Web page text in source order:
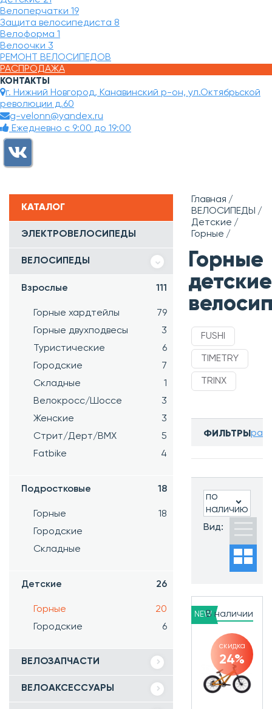
Велоперчатки 19
Защита велосипедиста 8
Велоформа 1
Велоочки 3
РЕМОНТ ВЕЛОСИПЕДОВ
РАСПРОДАЖА
КОНТАКТЫ
г. Нижний Новгород, Канавинский р-он, ул.Октябрьской
революции д.60
g-velonn@yandex.ru
Ежедневно с 9:00 до 19:00
КАТАЛОГ
ЭЛЕКТРОВЕЛОСИПЕДЫ
ВЕЛОСИПЕДЫ
Взрослые 111
Горные хардтейлы
79
Горные двухподвесы
3
Туристические
6
Городские
7
Складные
1
Велокросс/Шоссе
3
Женские
3
Стрит/Дерт/BMX
5
Fatbike
4
Подростковые 18
Горные
18
Городские
Складные
Детские 26
Горные
20
Городские
6
ВЕЛОЗАПЧАСТИ
ВЕЛОАКСЕССУАРЫ
Главная
ВЕЛОСИПЕДЫ
Детские
Горные
Горные
детские
FUSHI
TIMETRY
TRINX
ФИЛЬТРЫ
Размер
колес:
Все
Кол-во
скоростей:
Часто ищут:
Новинки
Хиты
продаж
Распродажа
по
наличию
Вид:
NEWВ наличии
скидка
24%